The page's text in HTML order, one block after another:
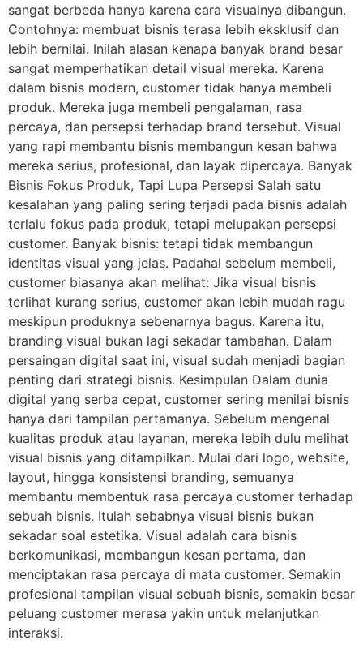
sangat berbeda hanya karena cara visualnya dibangun.
Contohnya: membuat bisnis terasa lebih eksklusif dan
lebih bernilai. Inilah alasan kenapa banyak brand besar
sangat memperhatikan detail visual mereka. Karena
dalam bisnis modern, customer tidak hanya membeli
produk. Mereka juga membeli pengalaman, rasa
percaya, dan persepsi terhadap brand tersebut. Visual
yang rapi membantu bisnis membangun kesan bahwa
mereka serius, profesional, dan layak dipercaya. Banyak
Bisnis Fokus Produk, Tapi Lupa Persepsi Salah satu
kesalahan yang paling sering terjadi pada bisnis adalah
terlalu fokus pada produk, tetapi melupakan persepsi
customer. Banyak bisnis: tetapi tidak membangun
identitas visual yang jelas. Padahal sebelum membeli,
customer biasanya akan melihat: Jika visual bisnis
terlihat kurang serius, customer akan lebih mudah ragu
meskipun produknya sebenarnya bagus. Karena itu,
branding visual bukan lagi sekadar tambahan. Dalam
persaingan digital saat ini, visual sudah menjadi bagian
penting dari strategi bisnis. Kesimpulan Dalam dunia
digital yang serba cepat, customer sering menilai bisnis
hanya dari tampilan pertamanya. Sebelum mengenal
kualitas produk atau layanan, mereka lebih dulu melihat
visual bisnis yang ditampilkan. Mulai dari logo, website,
layout, hingga konsistensi branding, semuanya
membantu membentuk rasa percaya customer terhadap
sebuah bisnis. Itulah sebabnya visual bisnis bukan
sekadar soal estetika. Visual adalah cara bisnis
berkomunikasi, membangun kesan pertama, dan
menciptakan rasa percaya di mata customer. Semakin
profesional tampilan visual sebuah bisnis, semakin besar
peluang customer merasa yakin untuk melanjutkan
interaksi.